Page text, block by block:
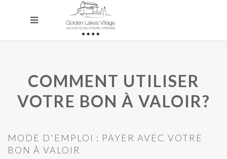
COMMENT UTILISER
VOTRE BON À VALOIR?
MODE D'EMPLOI : PAYER AVEC VOTRE
BON À VALOIR